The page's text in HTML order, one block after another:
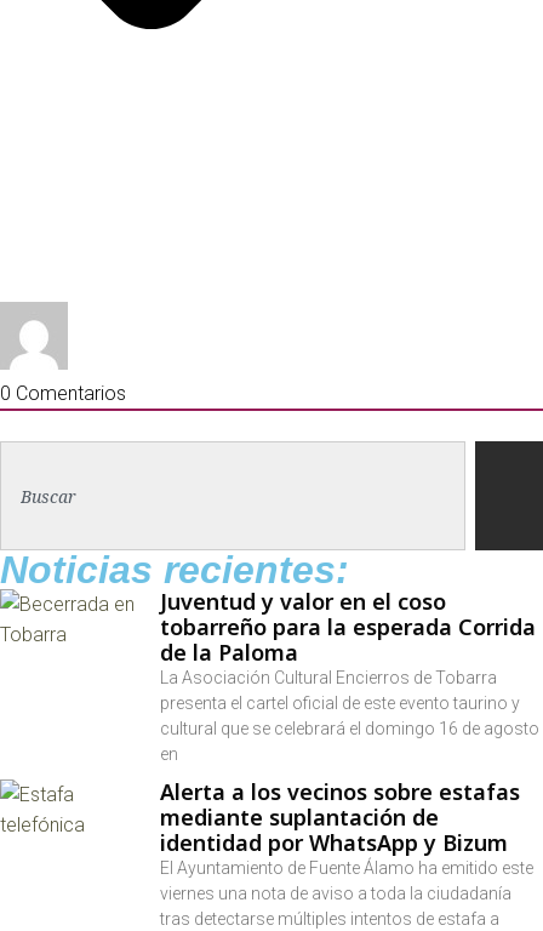
0 Comentarios
Noticias recientes:
Juventud y valor en el coso
tobarreño para la esperada Corrida
de la Paloma
La Asociación Cultural Encierros de Tobarra
presenta el cartel oficial de este evento taurino y
cultural que se celebrará el domingo 16 de agosto
en
Alerta a los vecinos sobre estafas
mediante suplantación de
identidad por WhatsApp y Bizum
El Ayuntamiento de Fuente Álamo ha emitido este
viernes una nota de aviso a toda la ciudadanía
tras detectarse múltiples intentos de estafa a